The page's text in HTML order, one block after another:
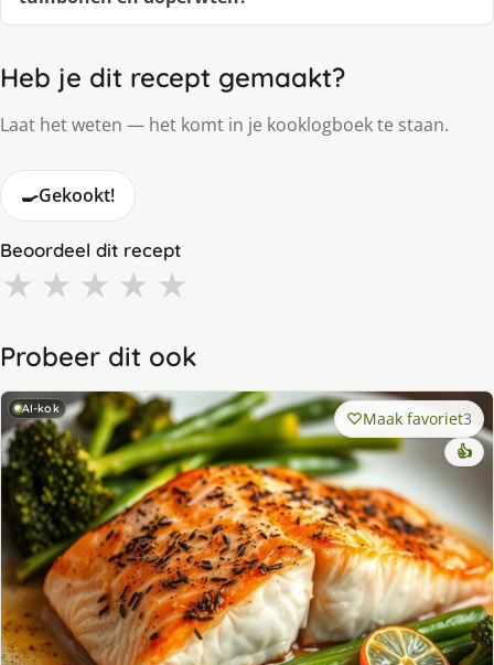
Heb je dit recept gemaakt?
Laat het weten — het komt in je kooklogboek te staan.
🍳Gekookt!
Beoordeel dit recept
★ ★ ★ ★ ★
Probeer dit ook
AI-kok Maak favoriet3
👍